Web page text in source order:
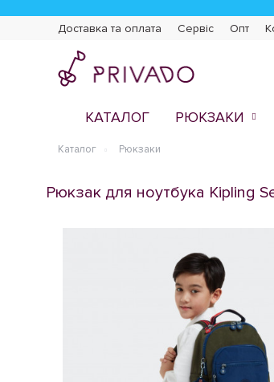
Доставка та оплата Сервіс Опт
КАТАЛОГ РЮКЗАКИ
Каталог Рюкзаки
Рюкзак для ноутбука Kipling